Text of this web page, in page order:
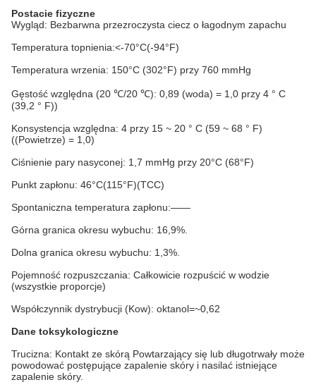
Postacie fizyczne
Wygląd: Bezbarwna przezroczysta ciecz o łagodnym zapachu
Temperatura topnienia:<-70°C(-94°F)
Temperatura wrzenia: 150°C (302°F) przy 760 mmHg
Gęstość względna (20 ℃/20 ℃): 0,89 (woda) = 1,0 przy 4 ° C
(39,2 ° F))
Konsystencja względna: 4 przy 15 ~ 20 ° C (59 ~ 68 ° F)
((Powietrze) = 1,0)
Ciśnienie pary nasyconej: 1,7 mmHg przy 20°C (68°F)
Punkt zapłonu: 46°C(115°F)(TCC)
Spontaniczna temperatura zapłonu:——
Górna granica okresu wybuchu: 16,9%.
Dolna granica okresu wybuchu: 1,3%.
Pojemność rozpuszczania: Całkowicie rozpuścić w wodzie
(wszystkie proporcje)
Współczynnik dystrybucji (Kow): oktanol=~0,62
Dane toksykologiczne
Trucizna: Kontakt ze skórą Powtarzający się lub długotrwały może
powodować postępujące zapalenie skóry i nasilać istniejące
zapalenie skóry.